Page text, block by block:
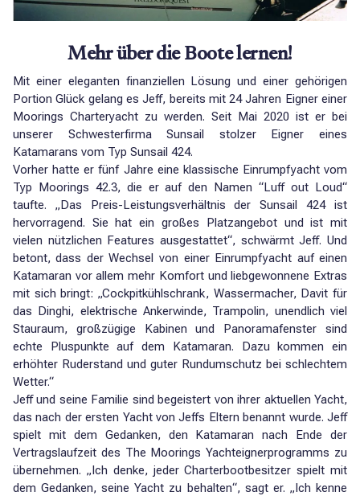
Mehr über die Boote lernen!
Mit einer eleganten finanziellen Lösung und einer gehörigen
Portion Glück gelang es Jeff, bereits mit 24 Jahren Eigner einer
Moorings Charteryacht zu werden. Seit Mai 2020 ist er bei
unserer Schwesterfirma Sunsail stolzer Eigner eines
Katamarans vom Typ Sunsail 424.
Vorher hatte er fünf Jahre eine klassische Einrumpfyacht vom
Typ Moorings 42.3, die er auf den Namen “Luff out Loud“
taufte. „Das Preis-Leistungsverhältnis der Sunsail 424 ist
hervorragend. Sie hat ein großes Platzangebot und ist mit
vielen nützlichen Features ausgestattet“, schwärmt Jeff. Und
betont, dass der Wechsel von einer Einrumpfyacht auf einen
Katamaran vor allem mehr Komfort und liebgewonnene Extras
mit sich bringt: „Cockpitkühlschrank, Wassermacher, Davit für
das Dinghi, elektrische Ankerwinde, Trampolin, unendlich viel
Stauraum, großzügige Kabinen und Panoramafenster sind
echte Pluspunkte auf dem Katamaran. Dazu kommen ein
erhöhter Ruderstand und guter Rundumschutz bei schlechtem
Wetter.“
Jeff und seine Familie sind begeistert von ihrer aktuellen Yacht,
das nach der ersten Yacht von Jeffs Eltern benannt wurde. Jeff
spielt mit dem Gedanken, den Katamaran nach Ende der
Vertragslaufzeit des The Moorings Yachteignerprogramms zu
übernehmen. „Ich denke, jeder Charterbootbesitzer spielt mit
dem Gedanken, seine Yacht zu behalten“, sagt er. „Ich kenne